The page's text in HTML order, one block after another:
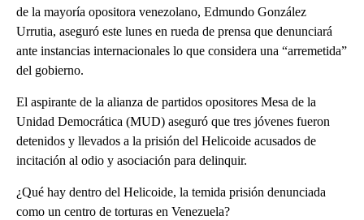
de la mayoría opositora venezolano, Edmundo González
Urrutia, aseguró este lunes en rueda de prensa que denunciará
ante instancias internacionales lo que considera una “arremetida”
del gobierno.
El aspirante de la alianza de partidos opositores Mesa de la
Unidad Democrática (MUD) aseguró que tres jóvenes fueron
detenidos y llevados a la prisión del Helicoide acusados de
incitación al odio y asociación para delinquir.
¿Qué hay dentro del Helicoide, la temida prisión denunciada
como un centro de torturas en Venezuela?